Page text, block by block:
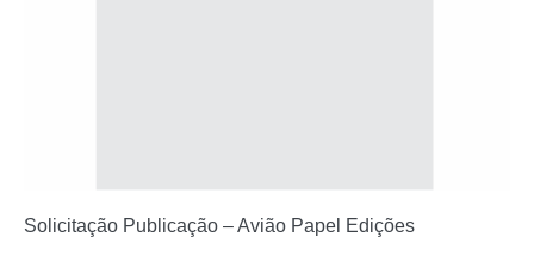
Solicitação Publicação – Avião Papel Edições